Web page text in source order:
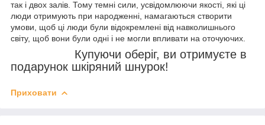
так і двох залів. Тому темні сили, усвідомлюючи якості, які ці
люди отримують при народженні, намагаються створити
умови, щоб ці люди були відокремлені від навколишнього
світу, щоб вони були одні і не могли впливати на оточуючих.
Купуючи оберіг, ви отримуєте в
подарунок шкіряний шнурок!
Приховати